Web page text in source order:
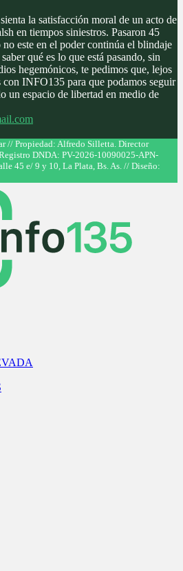
la satisfacción moral de un acto de
en tiempos siniestros. Pasaron 45
este en el poder continúa el blindaje
qué es lo que está pasando, sin
hegemónicos, te pedimos que, lejos
con INFO135 para que podamos seguir
un espacio de libertad en medio de
// Propiedad: Alfredo Silletta. Director
DNDA: PV-2026-10090025-APN-
45 e/ 9 y 10, La Plata, Bs. As. // Diseño: